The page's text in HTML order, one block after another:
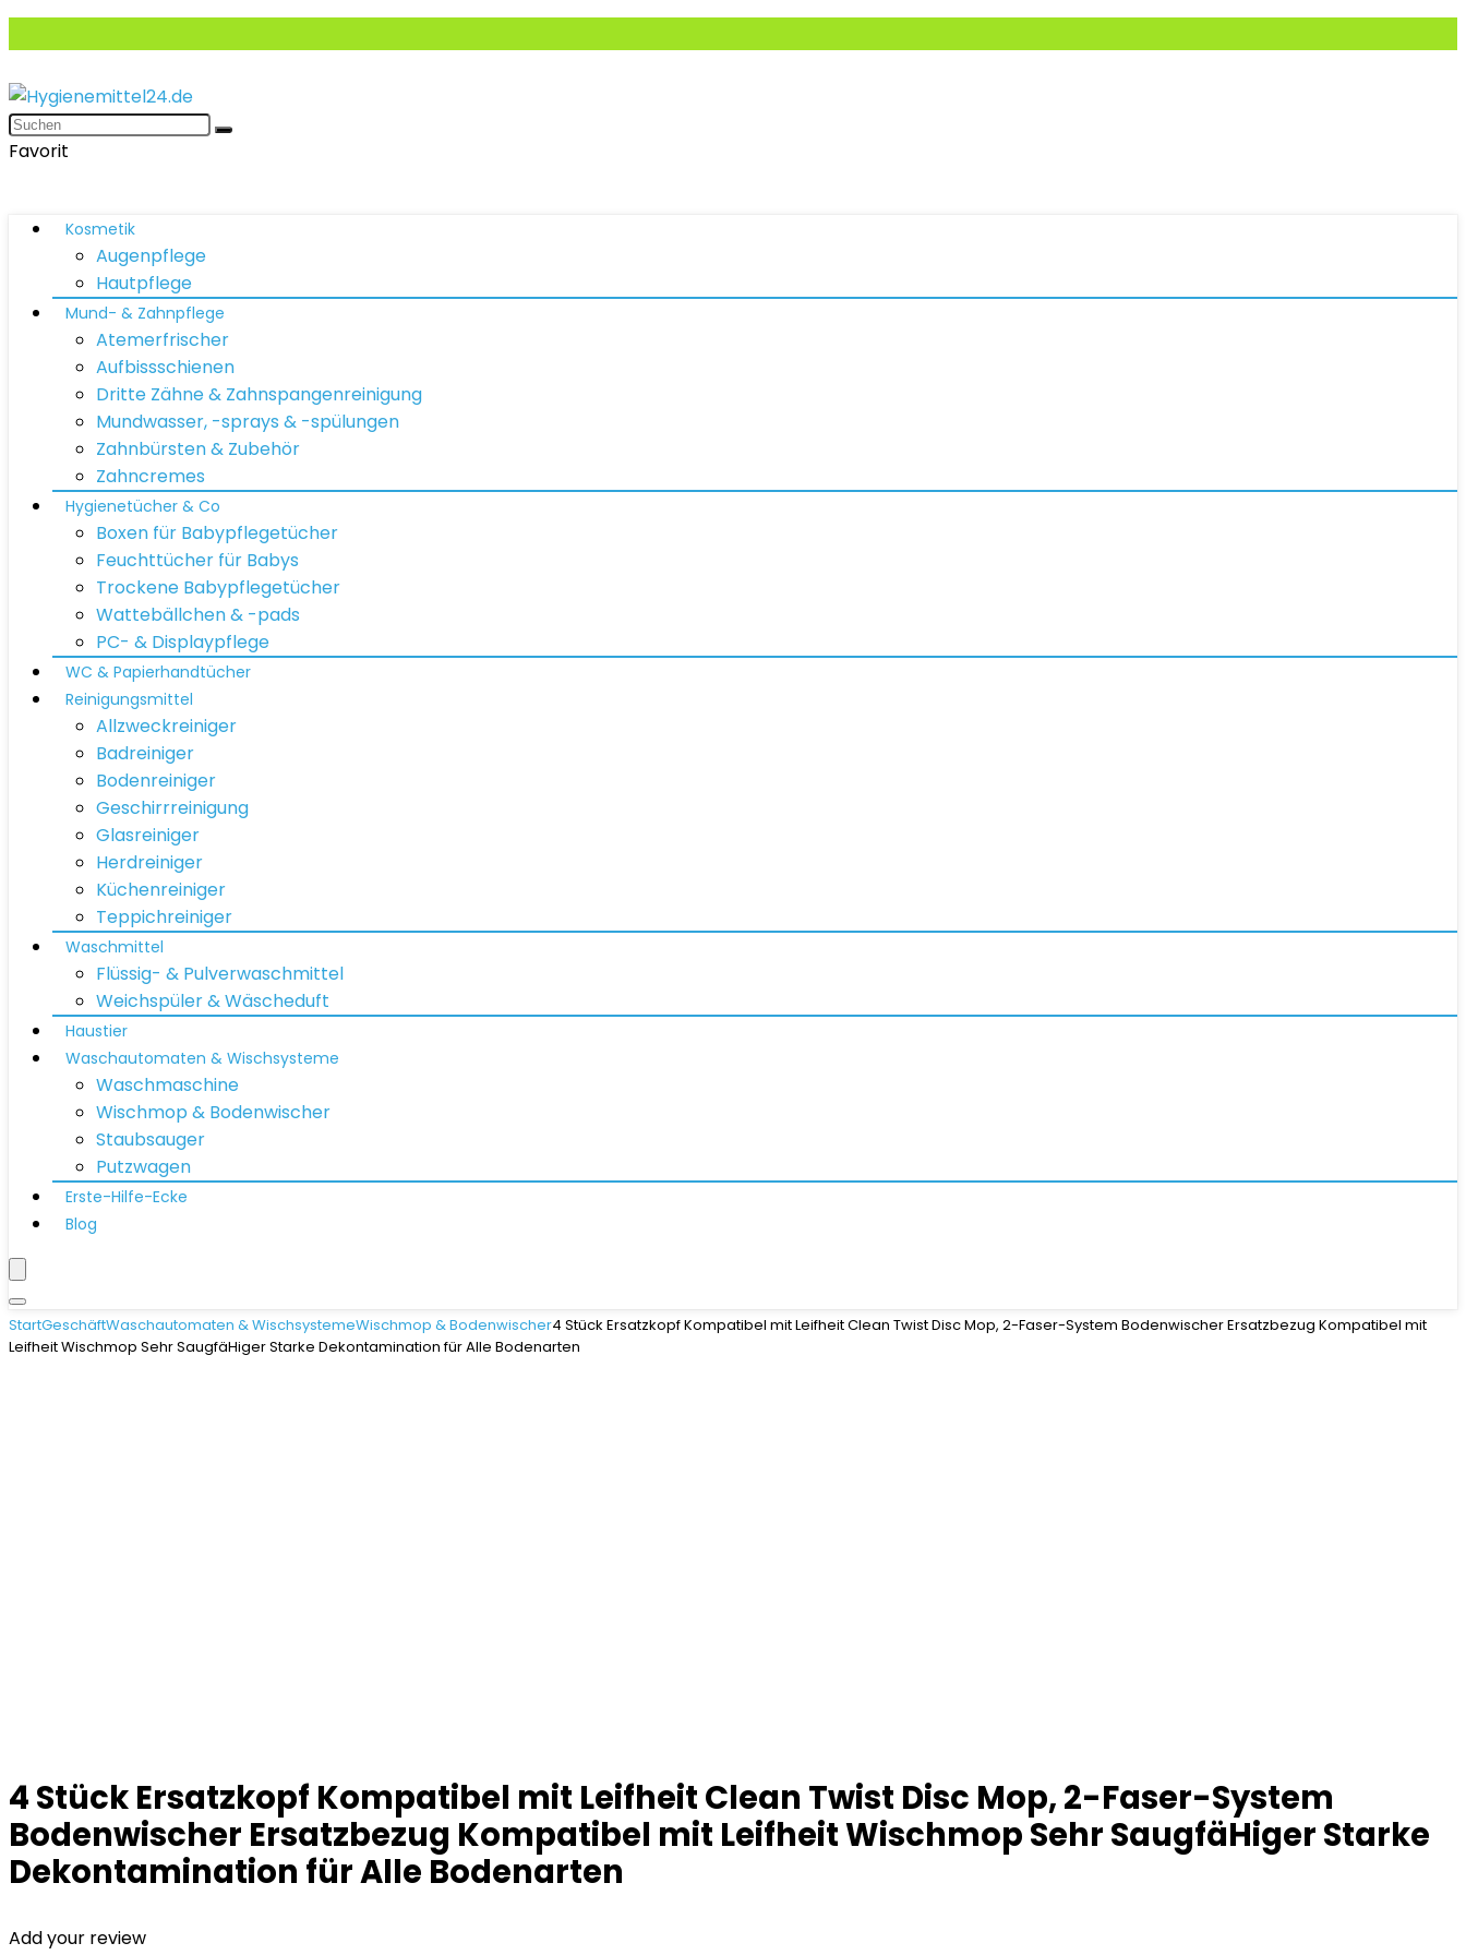
Favorit
Kosmetik
Augenpflege
Hautpflege
Mund- & Zahnpflege
Atemerfrischer
Aufbissschienen
Dritte Zähne & Zahnspangenreinigung
Mundwasser, -sprays & -spülungen
Zahnbürsten & Zubehör
Zahncremes
Hygienetücher & Co
Boxen für Babypflegetücher
Feuchttücher für Babys
Trockene Babypflegetücher
Wattebällchen & -pads
PC- & Displaypflege
WC & Papierhandtücher
Reinigungsmittel
Allzweckreiniger
Badreiniger
Bodenreiniger
Geschirrreinigung
Glasreiniger
Herdreiniger
Küchenreiniger
Teppichreiniger
Waschmittel
Flüssig- & Pulverwaschmittel
Weichspüler & Wäscheduft
Haustier
Waschautomaten & Wischsysteme
Waschmaschine
Wischmop & Bodenwischer
Staubsauger
Putzwagen
Erste-Hilfe-Ecke
Blog
StartGeschäftWaschautomaten & WischsystemeWischmop & Bodenwischer4 Stück Ersatzkopf Kompatibel mit Leifheit Clean Twist Disc Mop, 2-Faser-System Bodenwischer Ersatzbezug Kompatibel mit
Leifheit Wischmop Sehr SaugfäHiger Starke Dekontamination für Alle Bodenarten
4 Stück Ersatzkopf Kompatibel mit Leifheit Clean Twist Disc Mop, 2-Faser-System
Bodenwischer Ersatzbezug Kompatibel mit Leifheit Wischmop Sehr SaugfäHiger Starke
Dekontamination für Alle Bodenarten
Add your review